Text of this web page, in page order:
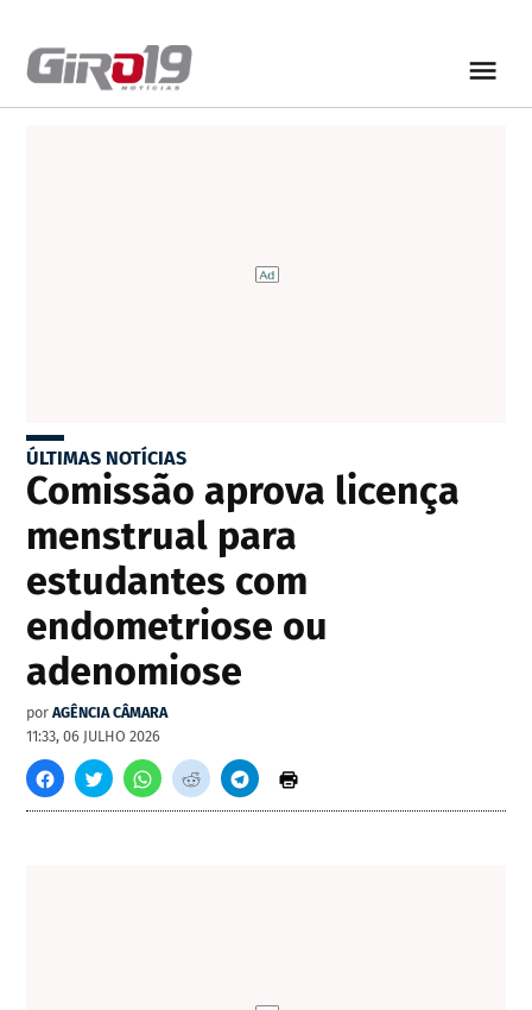
ÚLTIMAS NOTÍCIAS
Comissão aprova licença
menstrual para
estudantes com
endometriose ou
adenomiose
por AGÊNCIA CÂMARA
11:33, 06 JULHO 2026